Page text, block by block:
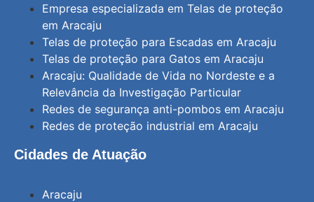
Empresa especializada em Telas de proteção
em Aracaju
Telas de proteção para Escadas em Aracaju
Telas de proteção para Gatos em Aracaju
Aracaju: Qualidade de Vida no Nordeste e a
Relevância da Investigação Particular
Redes de segurança anti-pombos em Aracaju
Redes de proteção industrial em Aracaju
Cidades de Atuação
Aracaju